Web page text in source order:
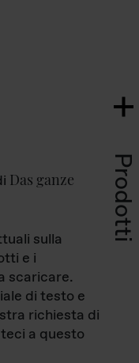
Prodotti
Das ganze
sulla
e i
scaricare.
di testo e
richiesta di
a questo